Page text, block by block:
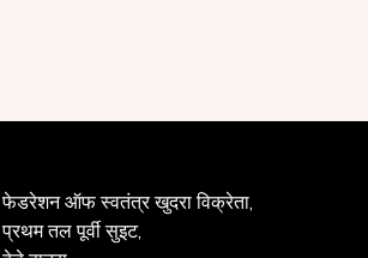
फेडरेशन ऑफस्वतंत्र खुदरा विक्रेता,
प्रथम तल पूर्वी सुइट,